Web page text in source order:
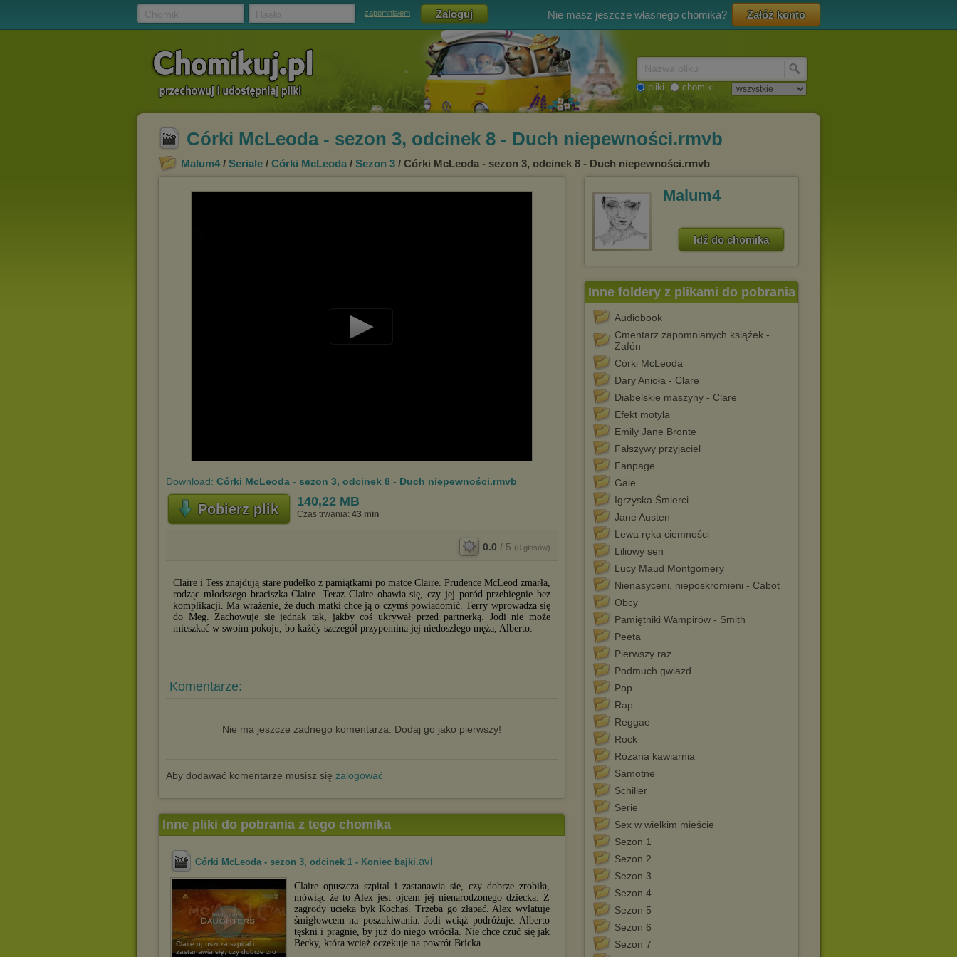
zapomniałem Nie masz jeszcze własnego chomika? Załóż konto
pliki chomiki
Córki McLeoda - sezon 3, odcinek 8 - Duch niepewności.rmvb
Malum4/ Seriale / Córki McLeoda / Sezon 3 / Córki McLeoda - sezon 3, odcinek 8 - Duch niepewności.rmvb
Download: Córki McLeoda - sezon 3, odcinek 8 - Duch niepewności.rmvb
Pobierz plik 140,22 MB
Czas trwania: 43 min
0.0 / 5 (0 głosów)
Claire i Tess znajdują stare pudełko z pamiątkami po matce Claire. Prudence McLeod zmarła,
rodząc młodszego braciszka Claire. Teraz Claire obawia się, czy jej poród przebiegnie bez
komplikacji. Ma wrażenie, że duch matki chce ją o czymś powiadomić. Terry wprowadza się
do Meg. Zachowuje się jednak tak, jakby coś ukrywał przed partnerką. Jodi nie może
mieszkać w swoim pokoju, bo każdy szczegół przypomina jej niedoszłego męża, Alberto.
Komentarze:
Nie ma jeszcze żadnego komentarza. Dodaj go jako pierwszy!
Aby dodawać komentarze musisz się zalogować
Malum4
Idź do chomika
Inne foldery z plikami do pobrania
Audiobook
Cmentarz zapomnianych książek -
Zafón
Córki McLeoda
Dary Anioła - Clare
Diabelskie maszyny - Clare
Efekt motyla
Emily Jane Bronte
Fałszywy przyjaciel
Fanpage
Gale
Igrzyska Śmierci
Jane Austen
Lewa ręka ciemności
Liliowy sen
Lucy Maud Montgomery
Nienasyceni, nieposkromieni - Cabot
Obcy
Pamiętniki Wampirów - Smith
Peeta
Pierwszy raz
Podmuch gwiazd
Pop
Rap
Reggae
Rock
Różana kawiarnia
Samotne
Schiller
Serie
Sex w wielkim mieście
Sezon 1
Sezon 2
Sezon 3
Sezon 4
Sezon 5
Sezon 6
Sezon 7
Inne pliki do pobrania z tego chomika
Córki McLeoda - sezon 3, odcinek 1 - Koniec bajki.avi
Claire opuszcza szpital i
zastanawia się, czy dobrze zro
Claire opuszcza szpital i zastanawia się, czy dobrze zrobiła,
mówiąc że to Alex jest ojcem jej nienarodzonego dziecka. Z
zagrody ucieka byk Kochaś. Trzeba go złapać. Alex wylatuje
śmigłowcem na poszukiwania. Jodi wciąż podróżuje. Alberto
tęskni i pragnie, by już do niego wróciła. Nie chce czuć się jak
Becky, która wciąż oczekuje na powrót Bricka.